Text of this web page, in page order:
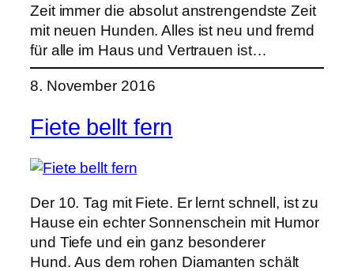
Zeit immer die absolut anstrengendste Zeit
mit neuen Hunden. Alles ist neu und fremd
für alle im Haus und Vertrauen ist…
8. November 2016
Fiete bellt fern
Der 10. Tag mit Fiete. Er lernt schnell, ist zu
Hause ein echter Sonnenschein mit Humor
und Tiefe und ein ganz besonderer
Hund. Aus dem rohen Diamanten schält